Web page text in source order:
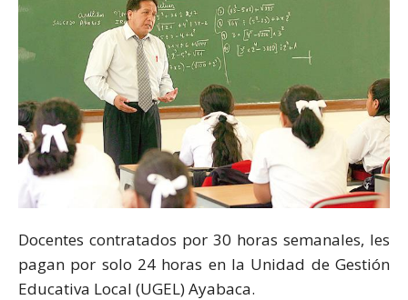
Docentes contratados por 30 horas semanales, les
pagan por solo 24 horas en la Unidad de Gestión
Educativa Local (UGEL) Ayabaca.